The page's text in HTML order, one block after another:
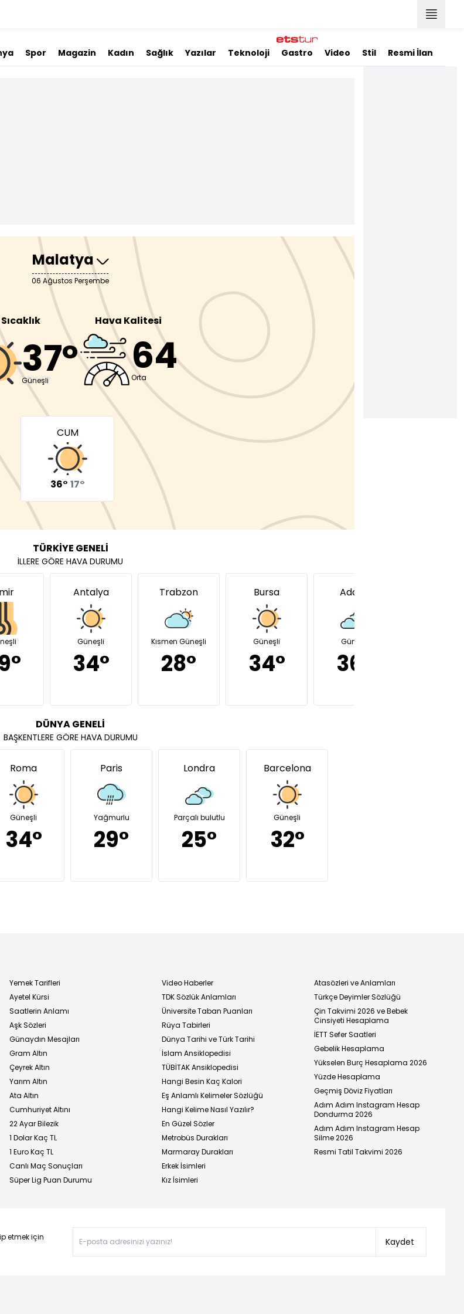
Spor Magazin Kadın Sağlık Yazılar Teknoloji Gastro Video Stil Resmi İlanlar
Malatya
06 Ağustos Perşembe
Sıcaklık
37°
Güneşli
Hava Kalitesi
64
Orta
CUM
36° 17°
TÜRKİYE GENELİ
İLLERE GÖRE HAVA DURUMU
Antalya
Güneşli
34°
Trabzon
Kısmen Güneşli
28°
Bursa
Güneşli
34°
Adana
Güneşli
36°
DÜNYA GENELİ
BAŞKENTLERE GÖRE HAVA DURUMU
Roma
Güneşli
34°
Paris
Yağmurlu
29°
Londra
Parçalı bulutlu
25°
Barcelona
Güneşli
32°
Yemek Tarifleri
Ayetel Kürsi
Saatlerin Anlamı
Aşk Sözleri
Günaydın Mesajları
Gram Altın
Çeyrek Altın
Yarım Altın
Ata Altın
Cumhuriyet Altını
22 Ayar Bilezik
1 Dolar Kaç TL
1 Euro Kaç TL
Canlı Maç Sonuçları
Süper Lig Puan Durumu
Video Haberler
TDK Sözlük Anlamları
Üniversite Taban Puanları
Rüya Tabirleri
Dünya Tarihi ve Türk Tarihi
İslam Ansiklopedisi
TÜBİTAK Ansiklopedisi
Hangi Besin Kaç Kalori
Eş Anlamlı Kelimeler Sözlüğü
Hangi Kelime Nasıl Yazılır?
En Güzel Sözler
Metrobüs Durakları
Marmaray Durakları
Erkek İsimleri
Kız İsimleri
Atasözleri ve Anlamları
Türkçe Deyimler Sözlüğü
Çin Takvimi 2026 ve Bebek
Cinsiyeti Hesaplama
İETT Sefer Saatleri
Gebelik Hesaplama
Yükselen Burç Hesaplama 2026
Yüzde Hesaplama
Geçmiş Döviz Fiyatları
Adım Adım Instagram Hesap
Dondurma 2026
Adım Adım Instagram Hesap
Silme 2026
Resmi Tatil Takvimi 2026
etmek için
Kaydet